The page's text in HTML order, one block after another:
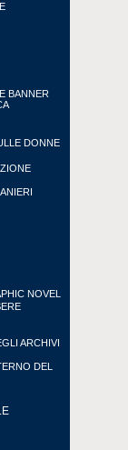
BANNER
DONNE
NOVEL
ARCHIVI
DEL